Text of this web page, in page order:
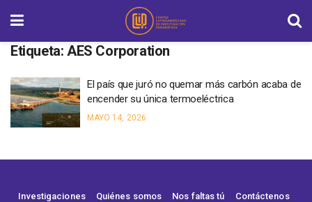
Etiqueta: AES Corporation
El país que juró no quemar más carbón acaba de
encender su única termoeléctrica
MAYO 14, 2026
Investigaciones Quiénes somos Nos faltas tú Contáctenos